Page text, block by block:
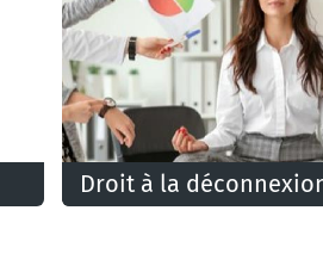
Droit à la
Le travailleur possède le droit